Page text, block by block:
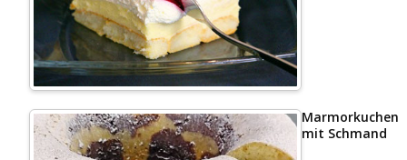
Marmorkuchen
mit Schmand